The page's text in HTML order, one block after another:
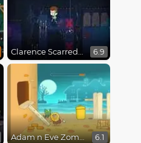
Clarence Scarred Silly 6.9
Adam n Eve Zombies 6.1